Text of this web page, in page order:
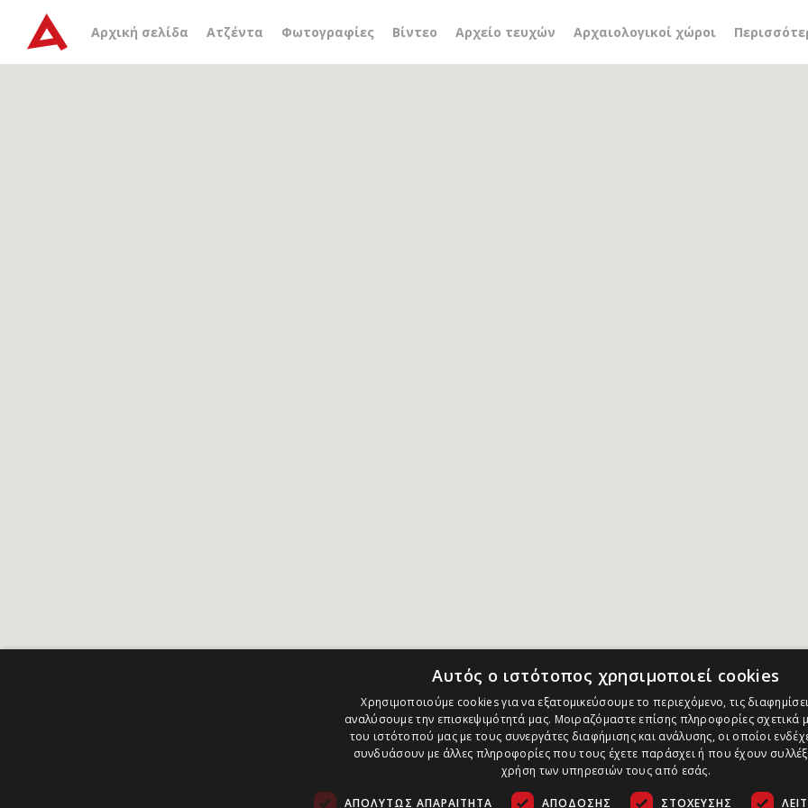
Αρχική σελίδα Ατζέντα Φωτογραφίες Βίντεο Αρχείο τευχών Αρχαιολογικοί χώροι
Αρχείο ετικέτας Natalia Mateevici
Αυτός ο ιστότοπος χρησιμοποιεί cookies
Χρησιμοποιούμε cookies για να εξατομικεύσουμε το περιεχόμενο, τις
αναλύσουμε την επισκεψιμότητά μας. Μοιραζόμαστε επίσης πληροφορίες σχετικά
του ιστότοπού μας με τους συνεργάτες διαφήμισης και ανάλυσης, οι οποίοι
συνδυάσουν με άλλες πληροφορίες που τους έχετε παράσχει ή που έχουν
χρήση των υπηρεσιών τους από εσάς.
ΑΠΟΛΎΤΩΣ ΑΠΑΡΑΊΤΗΤΑ ΑΠΌΔΟΣΗΣ ΣΤΌΧΕΥΣΗΣ